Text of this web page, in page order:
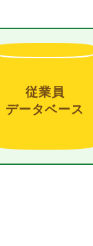
従業員
データベース